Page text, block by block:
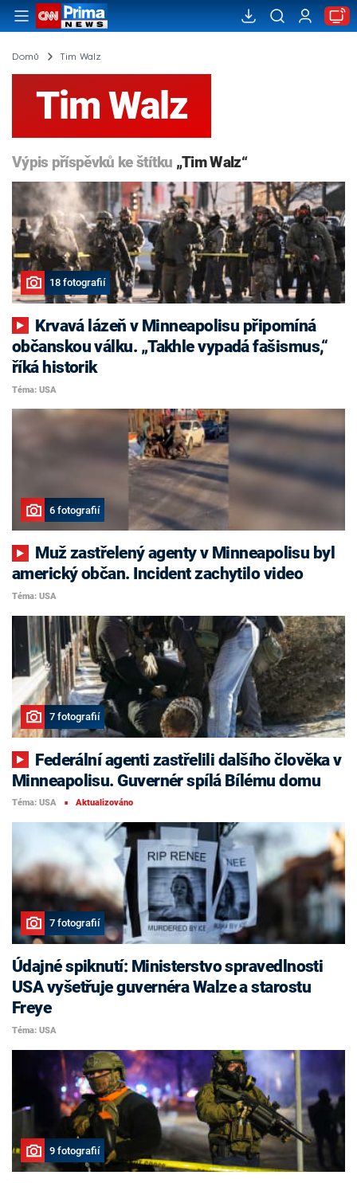
Domů Tim Walz
Tim Walz
Výpis příspěvků ke štítku „Tim Walz“
18 fotografií
občanskou válku. „Takhle vypadá fašismus,“
říká historik
Téma: USA
6 fotografií
americký občan. Incident zachytilo video
Téma: USA
7 fotografií
Minneapolisu. Guvernér spílá Bílému domu
Téma: USA ■ Aktualizováno
7 fotografií
Údajné spiknutí: Ministerstvo spravedlnosti
USA vyšetřuje guvernéra Walze a starostu
Freye
Téma: USA
9 fotografií